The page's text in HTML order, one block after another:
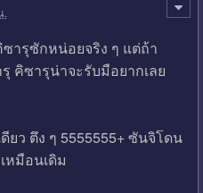
.
ารุซักหน่อยจริง ๆ แต่ถ้า
คิซารุน่าจะรับมือยากเลย
ยว ตึง ๆ 5555555+ ซันจิโดน
หมือนเดิม